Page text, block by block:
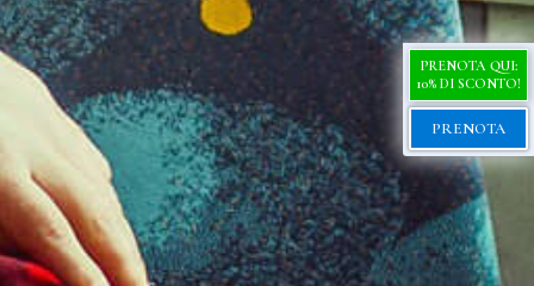
PRENOTA QUI:
10% DI SCONTO!
PRENOTA